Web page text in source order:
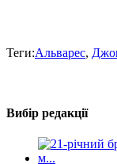
Теги:Альварес,
Вибір редакції